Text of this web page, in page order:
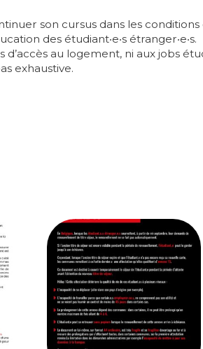
son cursus dans les
des étudiant‧e‧s étranger‧e‧s.
d’accès au logement, ni aux jobs
exhaustive.